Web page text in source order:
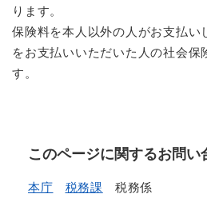
ります。
保険料を本人以外の人がお支払い
をお支払いいただいた人の社会保
す。
このページに関するお問い
本庁 税務課 税務係